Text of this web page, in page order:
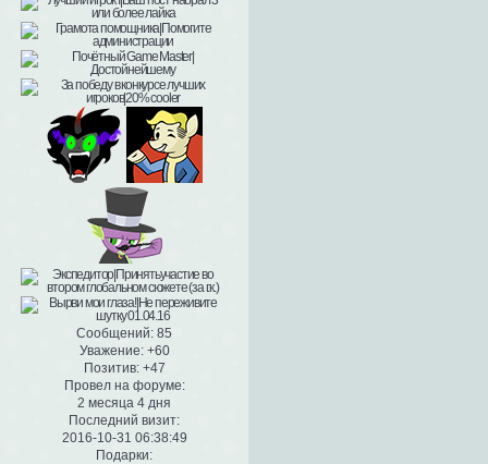
Сообщений: 85
Уважение: +60
Позитив: +47
Провел на форуме:
2 месяца 4 дня
Последний визит:
2016-10-31 06:38:49
Подарки: